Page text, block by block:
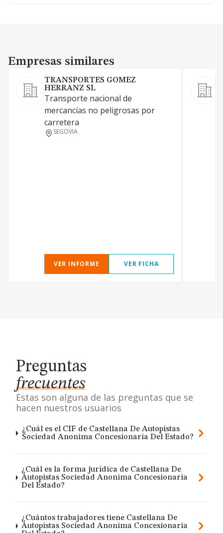
Empresas similares
Empresas similares
TRANSPORTES GOMEZ
HERRANZ SL
Transporte nacional de
mercancías no peligrosas por
carretera
SEGOVIA
VER INFORME VER FICHA
Preguntas
frecuentes
Estas son alguna de las preguntas que se
hacen nuestros usuarios
¿Cuál es el CIF de Castellana De Autopistas
Sociedad Anonima Concesionaria Del Estado?
¿Cuál es la forma jurídica de Castellana De
Autopistas Sociedad Anonima Concesionaria
Del Estado?
¿Cuántos trabajadores tiene Castellana De
Autopistas Sociedad Anonima Concesionaria